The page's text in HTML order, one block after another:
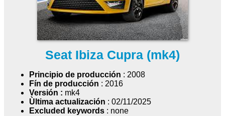
Seat Ibiza Cupra (mk4)
Principio de producción : 2008
Fín de producción : 2016
Versión : mk4
Ùltima actualización : 02/11/2025
Excluded keywords : none